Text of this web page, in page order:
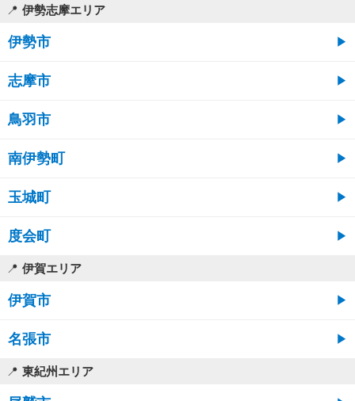
伊勢志摩エリア
伊勢市
志摩市
鳥羽市
南伊勢町
玉城町
度会町
伊賀エリア
伊賀市
名張市
東紀州エリア